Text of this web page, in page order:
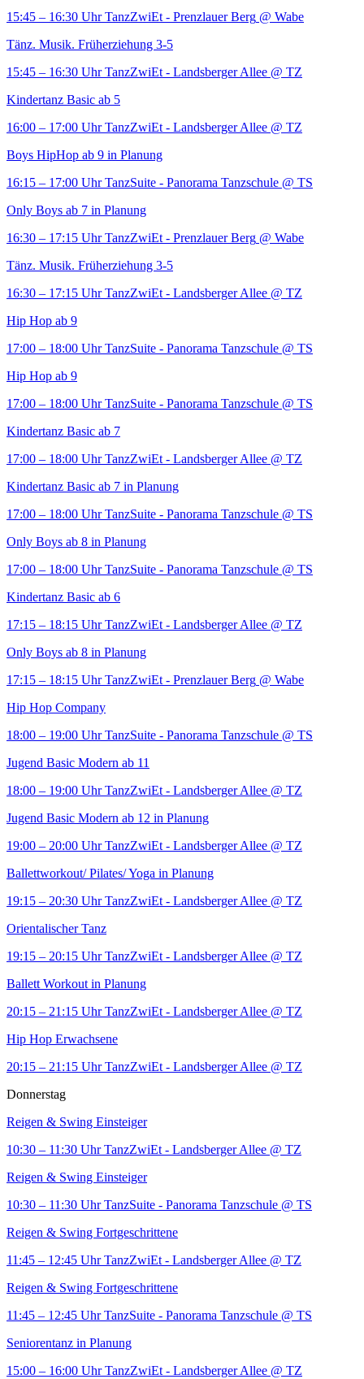
15:45 – 16:30 Uhr TanzZwiEt - Prenzlauer Berg @ Wabe
Tänz. Musik. Früherziehung 3-5
15:45 – 16:30 Uhr TanzZwiEt - Landsberger Allee @ TZ
Kindertanz Basic ab 5
16:00 – 17:00 Uhr TanzZwiEt - Landsberger Allee @ TZ
Boys HipHop ab 9 in Planung
16:15 – 17:00 Uhr TanzSuite - Panorama Tanzschule @ TS
Only Boys ab 7 in Planung
16:30 – 17:15 Uhr TanzZwiEt - Prenzlauer Berg @ Wabe
Tänz. Musik. Früherziehung 3-5
16:30 – 17:15 Uhr TanzZwiEt - Landsberger Allee @ TZ
Hip Hop ab 9
17:00 – 18:00 Uhr TanzSuite - Panorama Tanzschule @ TS
Hip Hop ab 9
17:00 – 18:00 Uhr TanzSuite - Panorama Tanzschule @ TS
Kindertanz Basic ab 7
17:00 – 18:00 Uhr TanzZwiEt - Landsberger Allee @ TZ
Kindertanz Basic ab 7 in Planung
17:00 – 18:00 Uhr TanzSuite - Panorama Tanzschule @ TS
Only Boys ab 8 in Planung
17:00 – 18:00 Uhr TanzSuite - Panorama Tanzschule @ TS
Kindertanz Basic ab 6
17:15 – 18:15 Uhr TanzZwiEt - Landsberger Allee @ TZ
Only Boys ab 8 in Planung
17:15 – 18:15 Uhr TanzZwiEt - Prenzlauer Berg @ Wabe
Hip Hop Company
18:00 – 19:00 Uhr TanzSuite - Panorama Tanzschule @ TS
Jugend Basic Modern ab 11
18:00 – 19:00 Uhr TanzZwiEt - Landsberger Allee @ TZ
Jugend Basic Modern ab 12 in Planung
19:00 – 20:00 Uhr TanzZwiEt - Landsberger Allee @ TZ
Ballettworkout/ Pilates/ Yoga in Planung
19:15 – 20:30 Uhr TanzZwiEt - Landsberger Allee @ TZ
Orientalischer Tanz
19:15 – 20:15 Uhr TanzZwiEt - Landsberger Allee @ TZ
Ballett Workout in Planung
20:15 – 21:15 Uhr TanzZwiEt - Landsberger Allee @ TZ
Hip Hop Erwachsene
20:15 – 21:15 Uhr TanzZwiEt - Landsberger Allee @ TZ
Donnerstag
Reigen & Swing Einsteiger
10:30 – 11:30 Uhr TanzZwiEt - Landsberger Allee @ TZ
Reigen & Swing Einsteiger
10:30 – 11:30 Uhr TanzSuite - Panorama Tanzschule @ TS
Reigen & Swing Fortgeschrittene
11:45 – 12:45 Uhr TanzZwiEt - Landsberger Allee @ TZ
Reigen & Swing Fortgeschrittene
11:45 – 12:45 Uhr TanzSuite - Panorama Tanzschule @ TS
Seniorentanz in Planung
15:00 – 16:00 Uhr TanzZwiEt - Landsberger Allee @ TZ